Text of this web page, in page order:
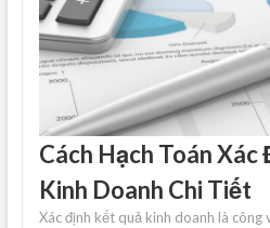
Cách Hạch Toán
Kinh Doanh Chi Tiết
Xác định kết quả kinh doanh là công